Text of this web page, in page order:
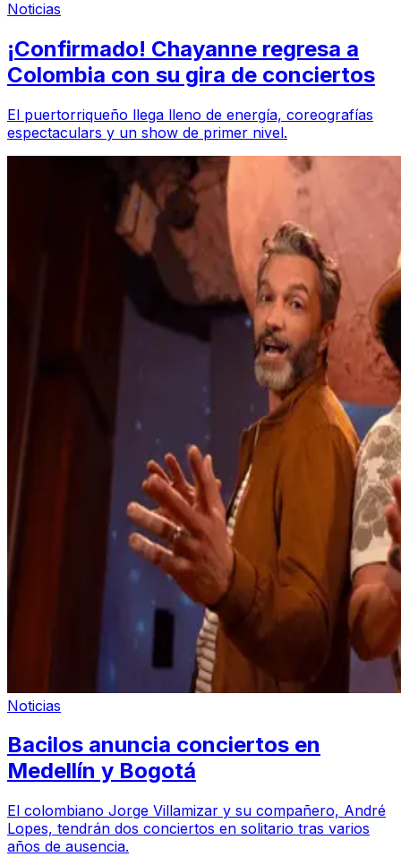
Noticias
¡Confirmado! Chayanne regresa a
Colombia con su gira de conciertos
El puertorriqueño llega lleno de energía, coreografías
espectaculars y un show de primer nivel.
Noticias
Bacilos anuncia conciertos en
Medellín y Bogotá
El colombiano Jorge Villamizar y su compañero, André
Lopes, tendrán dos conciertos en solitario tras varios
años de ausencia.